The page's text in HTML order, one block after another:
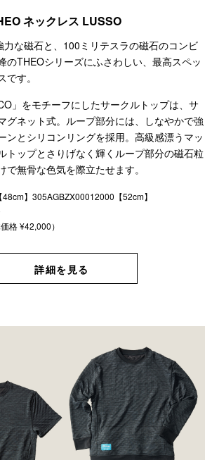
ネックレス LUSSO
力な磁石と、100ミリテスラの磁石のコンビ
のTHEOシリーズにふさわしい、最高スペッ
す。
」をモチーフにしたサークルトップは、サ
グネット式。ループ部分には、しなやかで強
ンとシリコンリングを採用。高級感漂うマッ
トップとさりげなく輝くループ部分の磁石粒
で無骨な色気を際立たせます。
】305AGBZX00012000【52cm】
格 ¥42,000）
詳細を見る